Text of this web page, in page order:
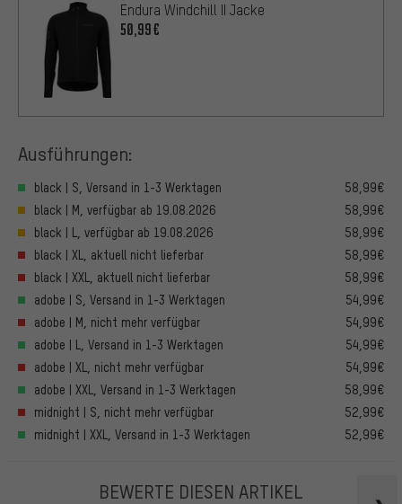
Endura Windchill II Jacke
50,99€
Ausführungen:
black | S, Versand in 1-3 Werktagen
58,99€
black | M, verfügbar ab 19.08.2026
58,99€
black | L, verfügbar ab 19.08.2026
58,99€
black | XL, aktuell nicht lieferbar
58,99€
black | XXL, aktuell nicht lieferbar
58,99€
adobe | S, Versand in 1-3 Werktagen
54,99€
adobe | M, nicht mehr verfügbar
54,99€
adobe | L, Versand in 1-3 Werktagen
54,99€
adobe | XL, nicht mehr verfügbar
54,99€
adobe | XXL, Versand in 1-3 Werktagen
58,99€
midnight | S, nicht mehr verfügbar
52,99€
midnight | XXL, Versand in 1-3 Werktagen
52,99€
BEWERTE DIESEN ARTIKEL